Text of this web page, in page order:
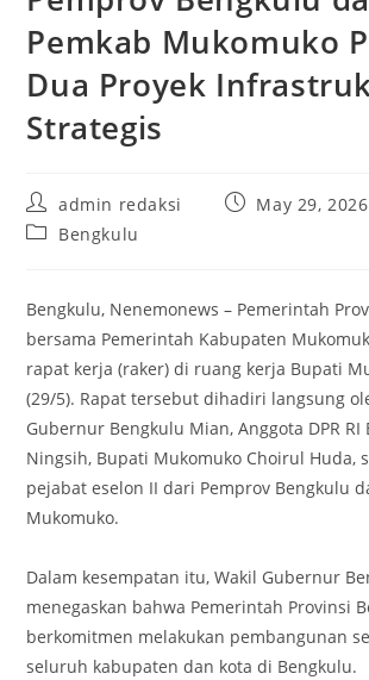
Pemkab Mukomuko
Dua Proyek
Strategis
Post
author:
admin redaksi
PostMay 29, 2026
PostBengkulu
‎Bengkulu, Nenemonews – Pemerintah
bersama Pemerintah Kabupaten
rapat kerja (raker) di ruang kerja Bupati
(29/5). Rapat tersebut dihadiri langsung
Gubernur Bengkulu Mian, Anggota DPR RI
Ningsih, Bupati Mukomuko Choirul Huda,
pejabat eselon II dari Pemprov Bengkulu
Mukomuko.
‎Dalam kesempatan itu, Wakil Gubernur
menegaskan bahwa Pemerintah Provinsi
berkomitmen melakukan pembangunan
seluruh kabupaten dan kota di Bengkulu.